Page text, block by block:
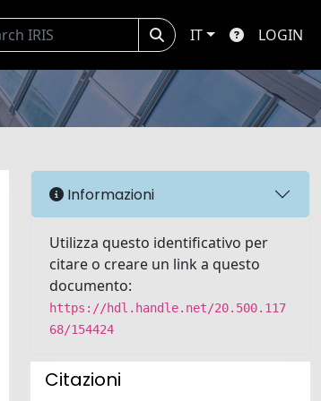
IT LOGIN
Informazioni
Utilizza questo identificativo per
citare o creare un link a questo
documento:
https://hdl.handle.net/20.500.117
68/154424
Citazioni